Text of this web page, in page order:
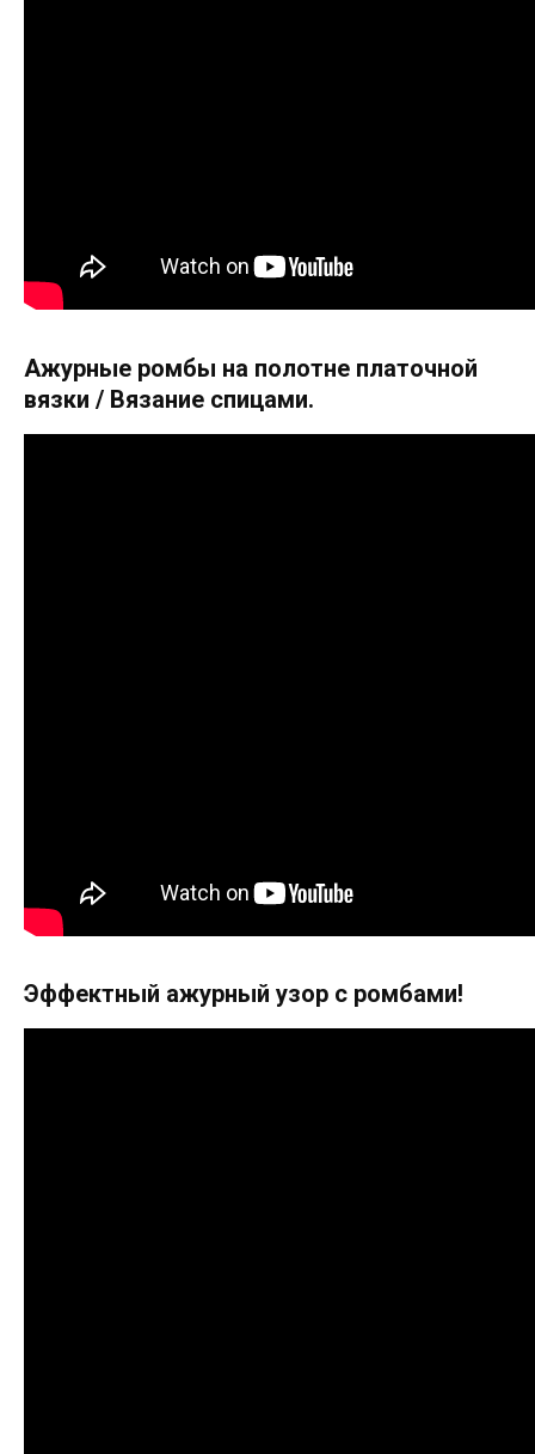
Ажурные ромбы на полотне платочной
вязки / Вязание спицами.
Эффектный ажурный узор с ромбами!